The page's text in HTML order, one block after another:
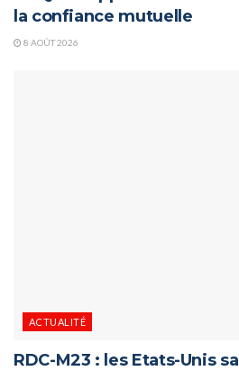
la confiance mutuelle
8 AOÛT 2026
ACTUALITÉ
RDC-M23 : les Etats-Unis